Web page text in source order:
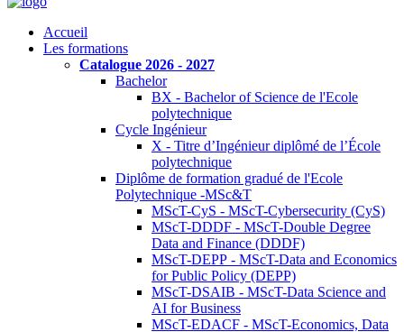
Accueil
Les formations
Catalogue 2026 - 2027
Bachelor
BX - Bachelor of Science de l'Ecole
polytechnique
Cycle Ingénieur
X - Titre d’Ingénieur diplômé de l’École
polytechnique
Diplôme de formation gradué de l'Ecole
Polytechnique -MSc&T
MScT-CyS - MScT-Cybersecurity (CyS)
MScT-DDDF - MScT-Double Degree
Data and Finance (DDDF)
MScT-DEPP - MScT-Data and Economics
for Public Policy (DEPP)
MScT-DSAIB - MScT-Data Science and
AI for Business
MScT-EDACF - MScT-Economics, Data